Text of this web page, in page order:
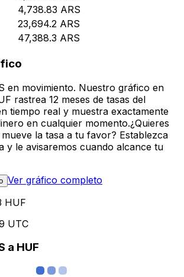
4,738.83 ARS
23,694.2 ARS
47,388.3 ARS
en movimiento. Nuestro gráfico en
rastrea 12 meses de tasas del
tiempo real y muestra exactamente
en cualquier momento.¿Quieres
la tasa a tu favor? Establezca
y le avisaremos cuando alcance tu
Ver gráfico completo
HUF
UTC
a HUF